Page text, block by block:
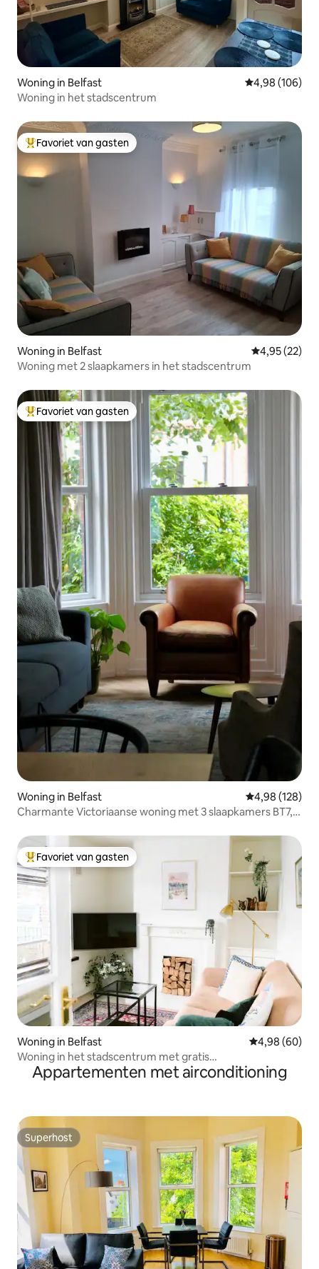
Woning in Belfast Gemiddelde
4,98 (106)
Woning in het stadscentrum
Topfavoriet van gasten
Favoriet van gasten
Woning in Belfast Gemiddelde
4,95 (22)
Woning met 2 slaapkamers in het stadscentrum
Topfavoriet van gasten
Favoriet van gasten
Woning in Belfast Gemiddelde
4,98 (128)
Charmante Victoriaanse woning met 3 slaapkamers BT7,
Topfavoriet van gasten
Favoriet van gasten
Woning in Belfast Gemiddelde
4,98 (60)
Woning in het stadscentrum met gratis
parkeergelegenheid
Appartementen met airconditioning
Superhost
Superhost